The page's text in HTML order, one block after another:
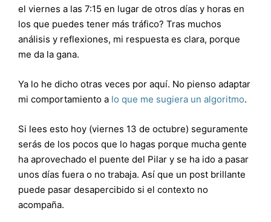
el viernes a las 7:15 en lugar de otros días y horas en
los que puedes tener más tráfico? Tras muchos
análisis y reflexiones, mi respuesta es clara, porque
me da la gana.
Ya lo he dicho otras veces por aquí. No pienso adaptar
mi comportamiento a lo que me sugiera un algoritmo.
Si lees esto hoy (viernes 13 de octubre) seguramente
serás de los pocos que lo hagas porque mucha gente
ha aprovechado el puente del Pilar y se ha ido a pasar
unos días fuera o no trabaja. Así que un post brillante
puede pasar desapercibido si el contexto no
acompaña.